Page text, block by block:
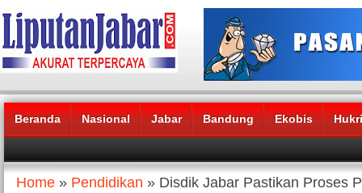
Beranda Nasional Jabar Bandung Ekobis
Headlines News :
Home » Pendidikan » Disdik Jabar Pastikan Proses